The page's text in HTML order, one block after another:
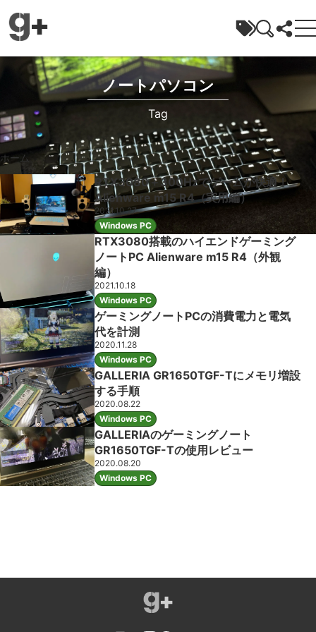
ノートパソコン
Tag
ホーム » ノートパソコン
RTX3080＋300Hzでゲームが快適！
Alienware m15 R4（実用編）
2021.10.27
Windows PC
RTX3080搭載のハイエンドゲーミング
ノートPC Alienware m15 R4（外観
編）
2021.10.18
Windows PC
ゲーミングノートPCの消費電力と電気
代を計測
2020.11.28
Windows PC
GALLERIA GR1650TGF-Tにメモリ増設
する手順
2020.08.22
Windows PC
GALLERIAのゲーミングノート
GR1650TGF-Tの使用レビュー
2020.08.20
Windows PC